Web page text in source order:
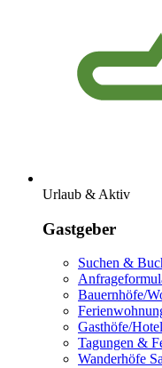
Urlaub & Aktiv
Gastgeber
Suchen &
Bauernhöfe/
Gasthöfe/
Tagungen &
Wanderhöfe